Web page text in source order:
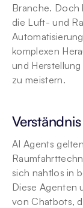
Branche. Doch
die Luft- und
komplexen
und
zu meistern.
AI Agents
sich nahtlos in
Diese Agenten
von Chatbots,